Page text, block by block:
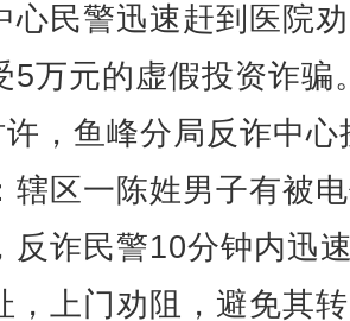
心民警迅速赶到医院
5万元的虚假投资诈骗
，鱼峰分局反诈中心
辖区一陈姓男子有被
反诈民警10分钟内迅
，上门劝阻，避免其